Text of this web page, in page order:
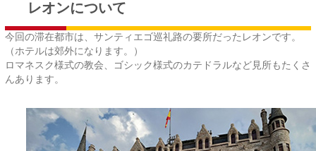
レオンについて
今回の滞在都市は、サンティエゴ巡礼路の要所だったレオンです。
（ホテルは郊外になります。）
ロマネスク様式の教会、ゴシック様式のカテドラルなど見所もたくさ
んあります。